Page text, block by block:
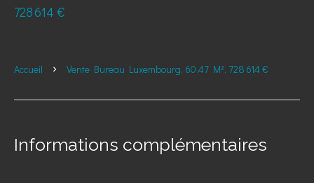
728 614 €
Accueil Vente Bureau Luxembourg, 60.47 M², 728 614 €
Informations complémentaires